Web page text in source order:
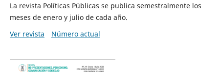
La revista Políticas Públicas se publica semestralmente los
meses de enero y julio de cada año.
Ver revista
Número actual